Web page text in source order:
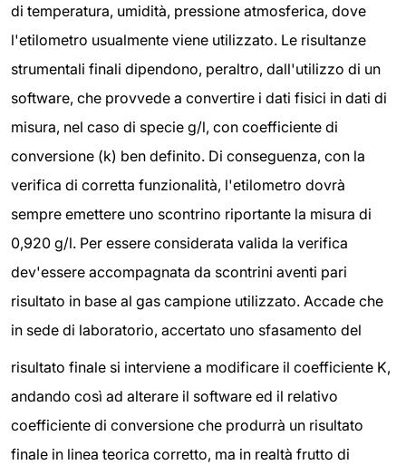
di temperatura, umidità, pressione atmosferica, dove
l'etilometro usualmente viene utilizzato. Le risultanze
strumentali finali dipendono, peraltro, dall'utilizzo di un
software, che provvede a convertire i dati fisici in dati di
misura, nel caso di specie g/l, con coefficiente di
conversione (k) ben definito. Di conseguenza, con la
verifica di corretta funzionalità, l'etilometro dovrà
sempre emettere uno scontrino riportante la misura di
0,920 g/l. Per essere considerata valida la verifica
dev'essere accompagnata da scontrini aventi pari
risultato in base al gas campione utilizzato. Accade che
in sede di laboratorio, accertato uno sfasamento del
risultato finale si interviene a modificare il coefficiente K,
andando così ad alterare il software ed il relativo
coefficiente di conversione che produrrà un risultato
finale in linea teorica corretto, ma in realtà frutto di